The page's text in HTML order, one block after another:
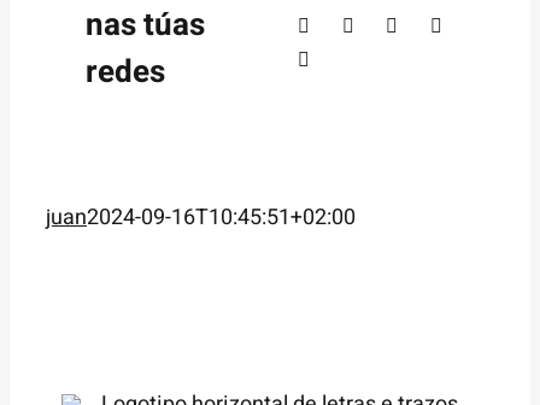
nas túas
redes
juan2024-09-16T10:45:51+02:00